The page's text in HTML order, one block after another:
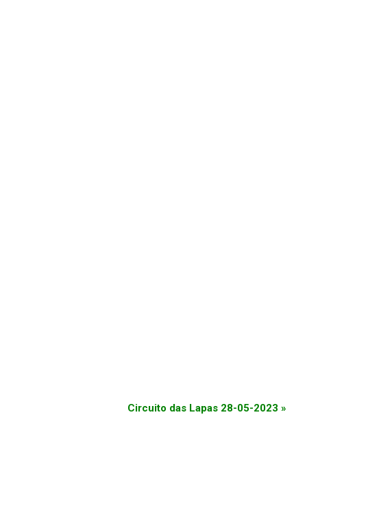
Circuito das Lapas 28-05-2023 »